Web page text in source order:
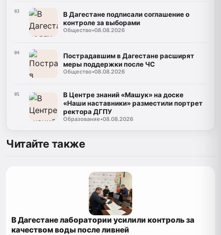
03
В Дагестане подписали соглашение о
контроле за выборами
Общество•08.08.2026
04
Пострадавшим в Дагестане расширят
меры поддержки после ЧС
Общество•08.08.2026
05
В Центре знаний «Машук» на доске
«Наши наставники» разместили портрет
ректора ДГПУ
Образование•08.08.2026
Читайте также
В Дагестане лаборатории усилили контроль за
качеством воды после ливней